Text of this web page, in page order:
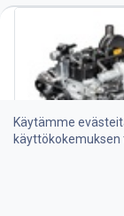
Doosan
Pyydä
1 kpl DOOSAN
-Maksimiteho 45
-Maksimi
Käytämme
käyttökokemuksen